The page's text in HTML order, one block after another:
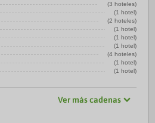
(3 hoteles)
(1 hotel)
(2 hoteles)
(1 hotel)
(1 hotel)
(1 hotel)
(4 hoteles)
(1 hotel)
(1 hotel)
Ver más cadenas